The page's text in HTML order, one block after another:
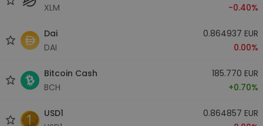
XLM
-0.40%
Dai
DAI
0.864937 EUR
0.00%
Bitcoin Cash
BCH
185.770 EUR
+0.70%
USD1
0.864857 EUR